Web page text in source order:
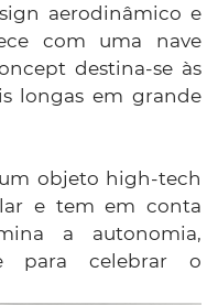
aerodinâmico e
com uma nave
destina-se às
longas em grande
um objeto high-tech
e tem em conta
a autonomia,
para celebrar o